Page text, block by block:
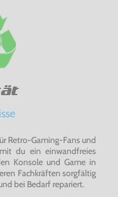
Retro-Gaming-Fans und
du ein einwandfreies
Konsole und Game in
Fachkräften sorgfältig
bei Bedarf repariert.